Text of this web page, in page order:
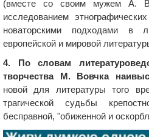
(вместе со своим мужем А.
исследованием
новаторскими подходами в
европейской и мировой
4. По словам
творчества М. Вовчка
новой для литературы того
трагической судьбы
бесправной, "обиженной и